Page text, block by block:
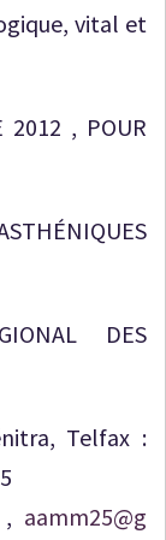
vital et
2012 , POUR
DES
Telfax :
, aamm25@g